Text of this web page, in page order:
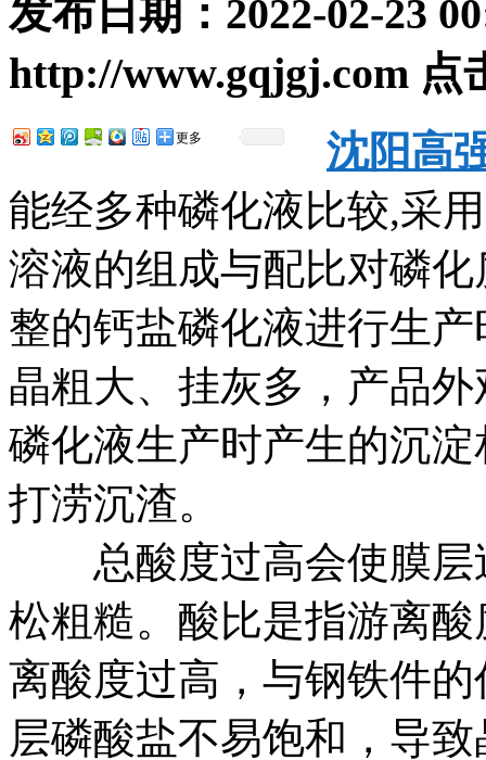
发布日期： 2022-02-23
http://www.gqjgj.com 点
更多
沈阳高
能经多种磷化液比较,采
溶液的组成与配比对磷
整的钙盐磷化液进行生
晶粗大、挂灰多，产品
磷化液生产时产生的沉
打涝沉渣。
总酸度过高会使膜层
松粗糙。酸比是指游离
离酸度过高，与钢铁件
层磷酸盐不易饱和，导